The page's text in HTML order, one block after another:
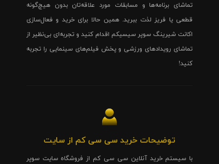
تماشای برنامه‌ها و مسابقات مورد علاقه‌تان بدون هیچ‌گونه
قطعی یا فریز لذت ببرید. همین حالا برای خرید و فعال‌سازی
اکانت شیرینگ سوپر سیسیکم اقدام کنید و تجربه‌ای بی‌نظیر از
تماشای رویدادهای ورزشی و پخش فیلم‌های سینمایی را تجربه
کنید!
توضیحات خرید سی سی کم از سایت
با سیستم خرید آنلاین سی سی کم از فروشگاه سایت سوپر